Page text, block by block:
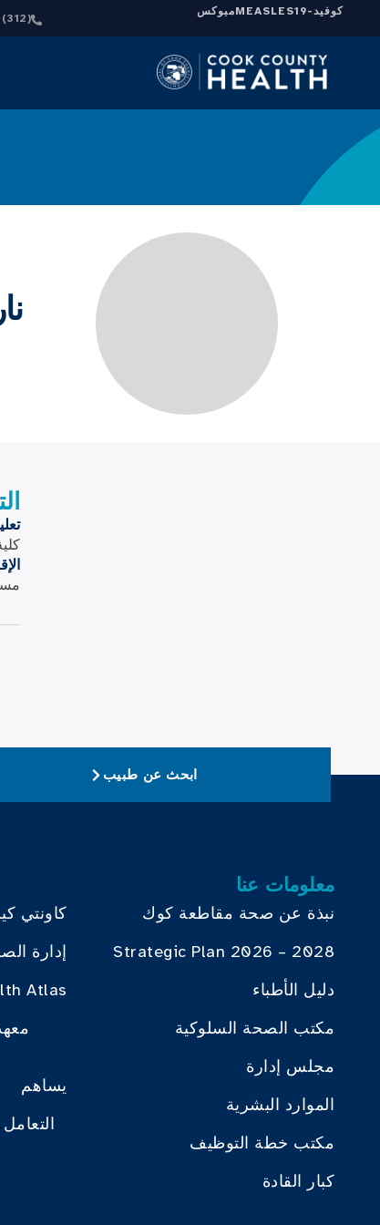
كوفيد-19 MEASLESمبوكس
(312) 864-0200
ابحث عن طبيب
معلومات عنا
نبذة عن صحة مقاطعة كوك
Strategic Plan 2026 – 2028
دليل الأطباء
مكتب الصحة السلوكية
مجلس إدارة
الموارد البشرية
مكتب خطة التوظيف
كبار القادة
كاونتي
إدارة
Atlas
يساهم